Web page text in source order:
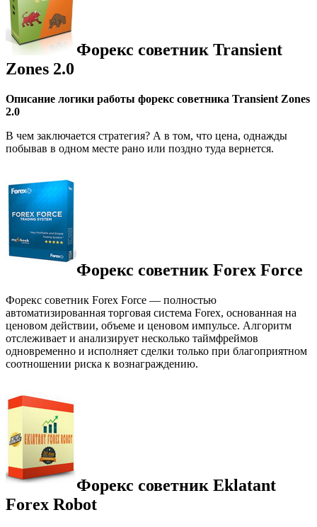
Форекс советник Transient
Zones 2.0
Описание логики работы форекс советника Transient Zones
2.0
В чем заключается стратегия? А в том, что цена, однажды
побывав в одном месте рано или поздно туда вернется.
Форекс советник Forex Force
Форекс советник Forex Force — полностью
автоматизированная торговая система Forex, основанная на
ценовом действии, объеме и ценовом импульсе. Алгоритм
отслеживает и анализирует несколько таймфреймов
одновременно и исполняет сделки только при благоприятном
соотношении риска к вознаграждению.
Форекс советник Eklatant
Forex Robot